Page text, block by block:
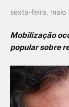
sexta-feira, maio
Mobilização
popular sobre